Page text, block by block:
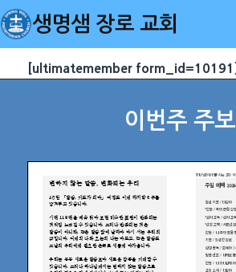
Skip
to
content
생명샘 장로 교회
[ultimatemember form_id=10191]
이번주 주보